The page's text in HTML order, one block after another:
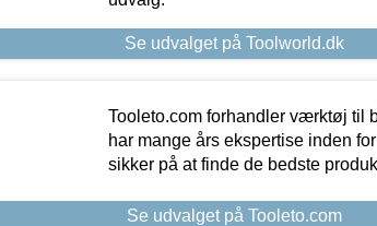
Se udvalget på Toolworld.dk
Tooleto.com forhandler værktøj til
har mange års ekspertise inden
sikker på at finde de bedste
Se udvalget på Tooleto.com